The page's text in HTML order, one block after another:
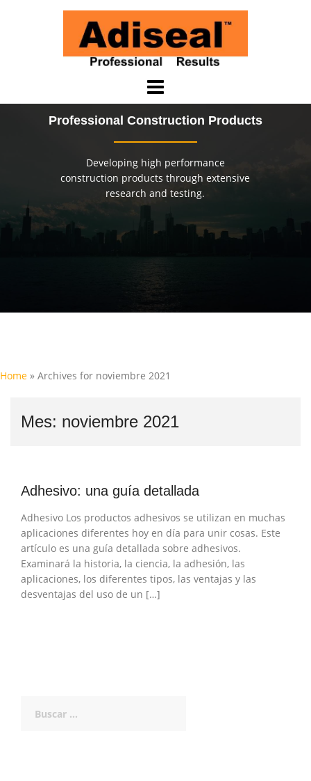
Professional Construction Products
Developing high performance
construction products through extensive
research and testing.
Home » Archives for noviembre 2021
Mes: noviembre 2021
Adhesivo: una guía detallada
Adhesivo Los productos adhesivos se utilizan en muchas
aplicaciones diferentes hoy en día para unir cosas. Este
artículo es una guía detallada sobre adhesivos.
Examinará la historia, la ciencia, la adhesión, las
aplicaciones, los diferentes tipos, las ventajas y las
desventajas del uso de un […]